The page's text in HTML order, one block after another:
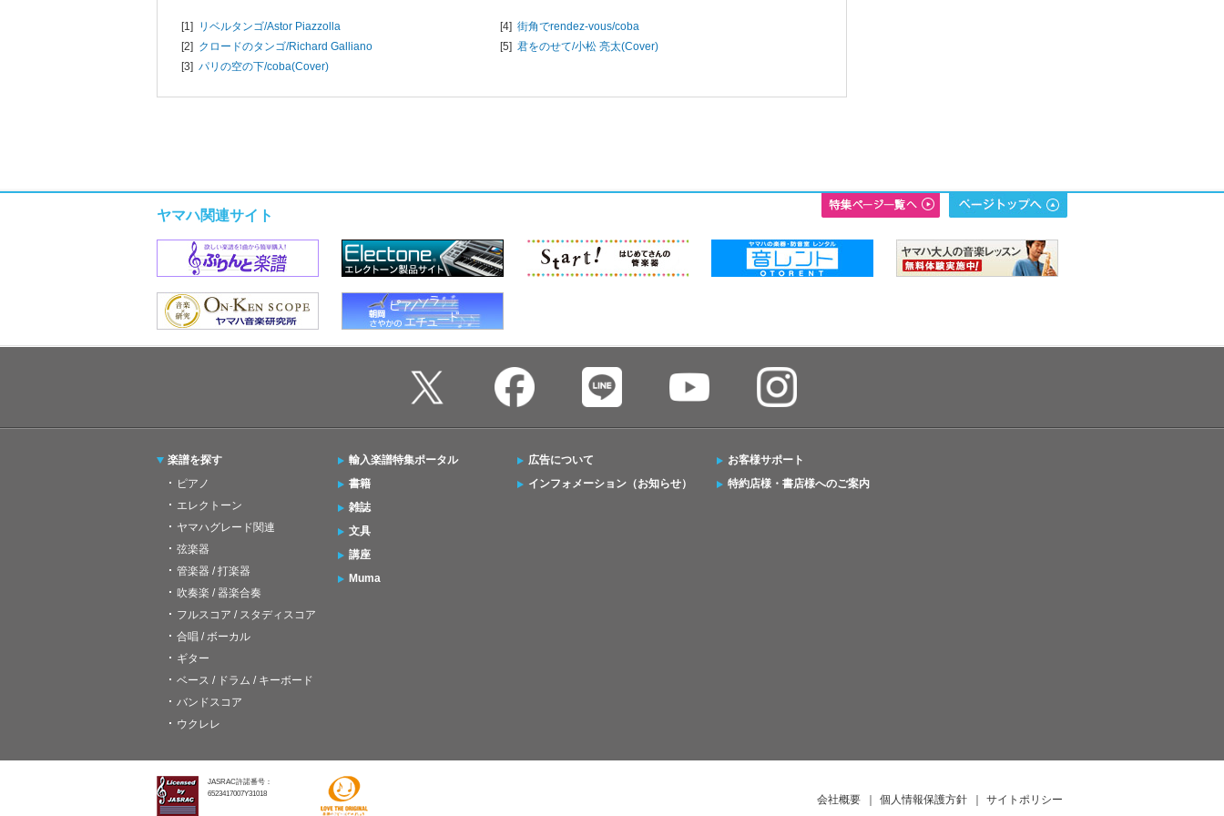
[1] リベルタンゴ/Astor Piazzolla
[2] クロードのタンゴ/Richard Galliano
[3] パリの空の下/coba(Cover)
[4] 街角でrendez-vous/coba
[5] 君をのせて/小松 亮太(Cover)
ヤマハ関連サイト
楽譜を探す
ピアノ
エレクトーン
ヤマハグレード関連
弦楽器
管楽器 / 打楽器
吹奏楽 / 器楽合奏
フルスコア / スタディスコア
合唱 / ボーカル
ギター
ベース / ドラム / キーボード
バンドスコア
ウクレレ
輸入楽譜特集ポータル
書籍
雑誌
文具
講座
Muma
広告について
インフォメーション（お知らせ）
お客様サポート
特約店様・書店様へのご案内
JASRAC許諾番号：
6523417007Y31018
会社概要 ｜ 個人情報保護方針 ｜ サイトポリシー